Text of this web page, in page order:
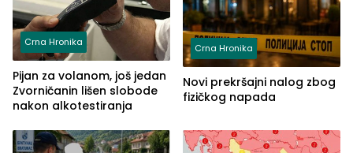
Crna Hronika
Pijan za volanom, još jedan
Zvorničanin lišen slobode
nakon alkotestiranja
Crna Hronika
Novi prekršajni nalog zbog
fizičkog napada